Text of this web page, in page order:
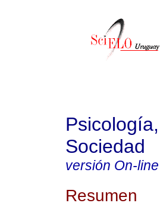
Sociedad
versión On-line
Resumen